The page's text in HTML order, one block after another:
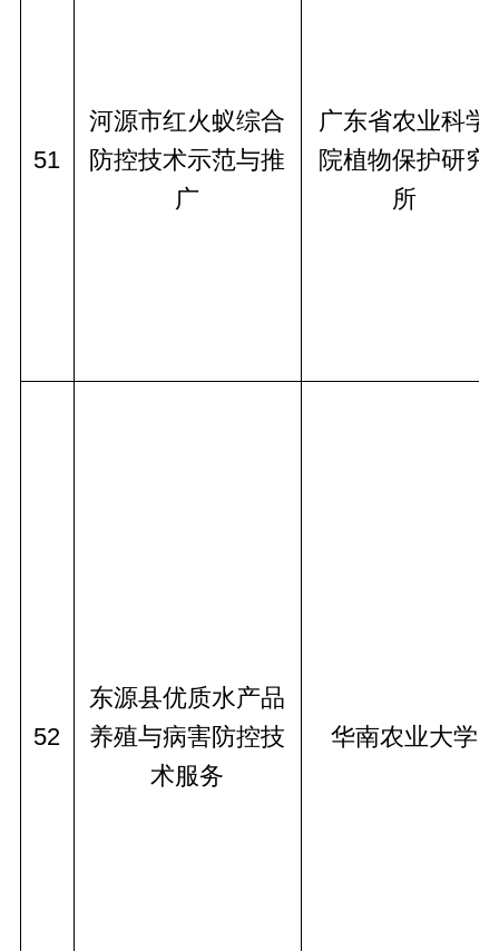
51
河源市红火蚁综合
防控技术示范与推
广
广东省农业科学
院植物保护研究
所
52
东源县优质水产品
养殖与病害防控技
术服务
华南农业大学